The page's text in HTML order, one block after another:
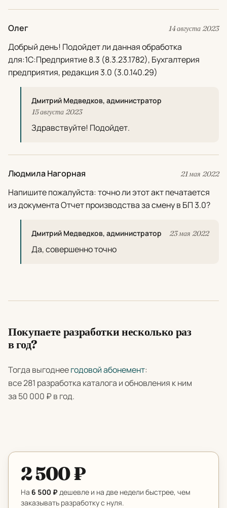
Олег 14 августа 2023
Добрый день! Подойдет ли данная обработка
для:1С:Предприятие 8.3 (8.3.23.1782), Бухгалтерия
предприятия, редакция 3.0 (3.0.140.29)
Дмитрий Медведков, администратор
15 августа 2023
Здравствуйте! Подойдет.
Людмила Нагорная 21 мая 2022
Напишите пожалуйста: точно ли этот акт печатается
из документа Отчет производства за смену в БП 3.0?
Дмитрий Медведков, администратор 23 мая 2022
Да, совершенно точно
Покупаете разработки несколько раз
в год?
Тогда выгоднеегодовой абонемент:
все 281 разработка каталога и обновления к ним
за 50 000 ₽ в год.
2 500 ₽
На 6 500 ₽ дешевле и на две недели быстрее, чем
заказывать разработку с нуля.